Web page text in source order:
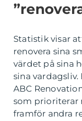
Statistik visar
renovera sina
värdet på sina
sina
ABC
som prioriterar
framför andra